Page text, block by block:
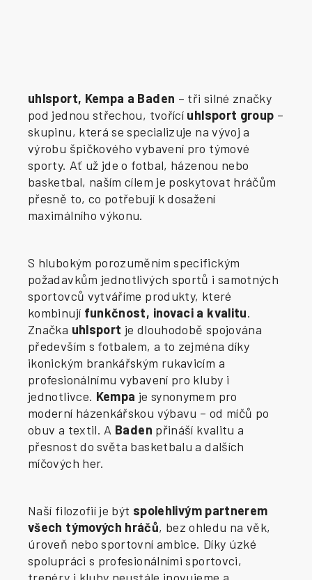
uhlsport, Kempa a Baden – tři silné značky
pod jednou střechou, tvořící uhlsport group –
skupinu, která se specializuje na vývoj a
výrobu špičkového vybavení pro týmové
sporty. Ať už jde o fotbal, házenou nebo
basketbal, naším cílem je poskytovat hráčům
přesně to, co potřebují k dosažení
maximálního výkonu.
S hlubokým porozuměním specifickým
požadavkům jednotlivých sportů i samotných
sportovců vytváříme produkty, které
kombinují funkčnost, inovaci a kvalitu.
Značka uhlsport je dlouhodobě spojována
především s fotbalem, a to zejména díky
ikonickým brankářským rukavicím a
profesionálnímu vybavení pro kluby i
jednotlivce. Kempa je synonymem pro
moderní házenkářskou výbavu – od míčů po
obuv a textil. A Baden přináší kvalitu a
přesnost do světa basketbalu a dalších
míčových her.
Naší filozofií je být spolehlivým partnerem
všech týmových hráčů, bez ohledu na věk,
úroveň nebo sportovní ambice. Díky úzké
spolupráci s profesionálními sportovci,